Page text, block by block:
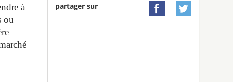
à
ou
partager sur  